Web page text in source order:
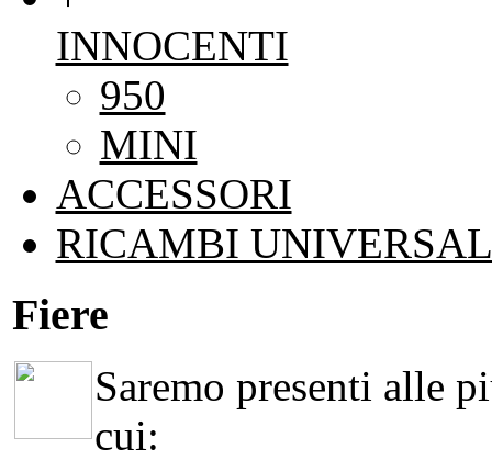
INNOCENTI
950
MINI
ACCESSORI
RICAMBI
Fiere
Saremo presenti alle
cui: